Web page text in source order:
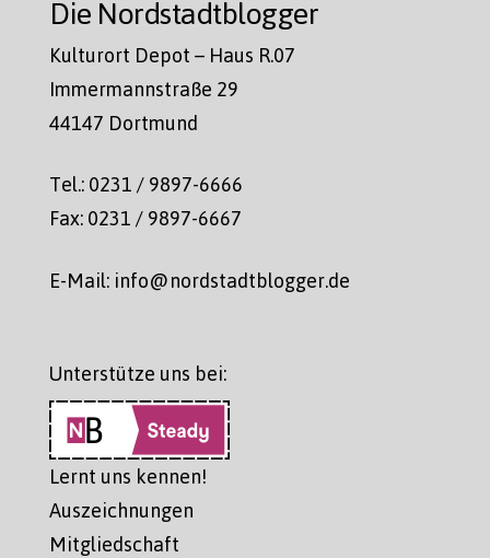
Die Nordstadtblogger
Kulturort Depot – Haus R.07
Immermannstraße 29
44147 Dortmund
Tel.: 0231 / 9897-6666
Fax: 0231 / 9897-6667
E-Mail: info@nordstadtblogger.de
Unterstütze uns bei:
Lernt uns kennen!
Auszeichnungen
Mitgliedschaft